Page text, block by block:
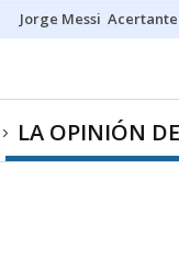
Jorge Messi
LA OPINIÓN